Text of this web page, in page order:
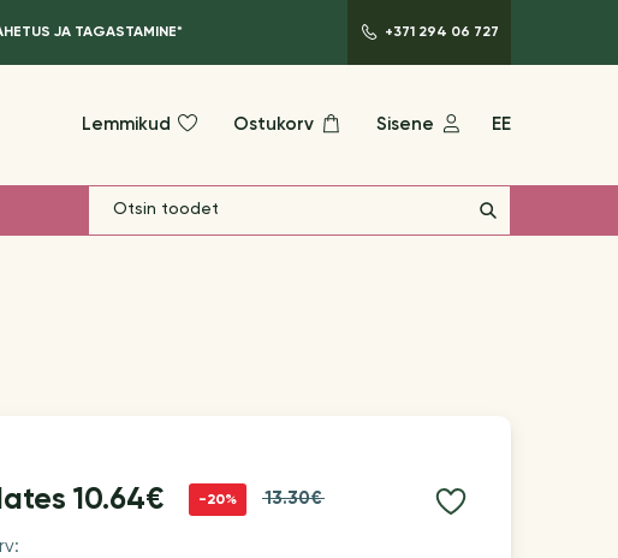
JA TAGASTAMINE* +371 294 06 727
Lemmikud Ostukorv Sisene EE
10.64€ -20% 13.30€